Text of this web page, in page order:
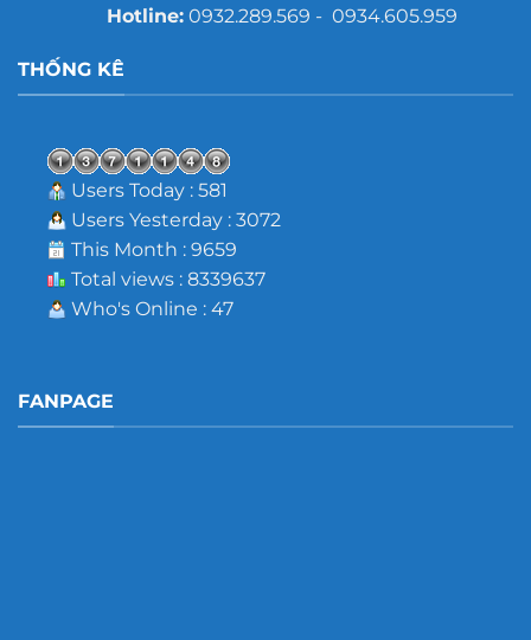
Hotline:0932.289.569 - 0934.605.959
THỐNG KÊ
Users Today : 581
Users Yesterday : 3072
This Month : 9659
Total views : 8339637
Who's Online : 47
FANPAGE